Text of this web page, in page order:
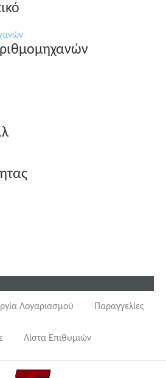
Λογαριασμού Παραγγελίες
Λίστα Επιθυμιών